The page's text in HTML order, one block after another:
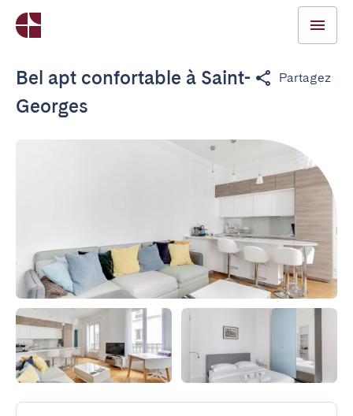
Bel apt confortable à Saint-
Georges
Partagez